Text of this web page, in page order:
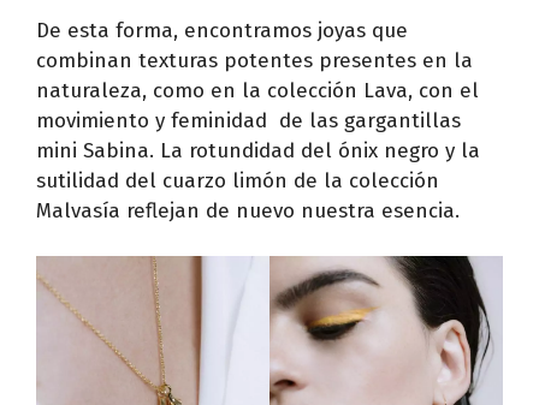
De esta forma, encontramos joyas que
combinan texturas potentes presentes en la
naturaleza, como en la colección Lava, con el
movimiento y feminidad de las gargantillas
mini Sabina. La rotundidad del ónix negro y la
sutilidad del cuarzo limón de la colección
Malvasía reflejan de nuevo nuestra esencia.